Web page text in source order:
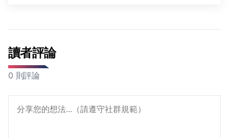
讀者評論
0 則評論